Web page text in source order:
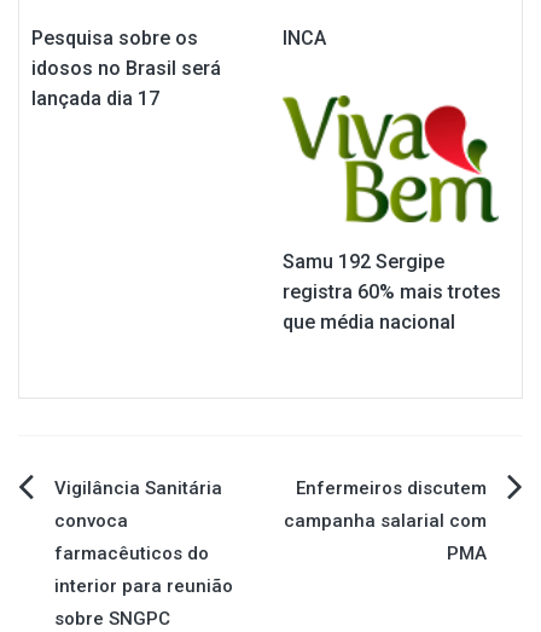
Pesquisa sobre os
idosos no Brasil será
lançada dia 17
INCA
Samu 192 Sergipe
registra 60% mais trotes
que média nacional
Navegação
de
Post
Vigilância Sanitária
convoca
farmacêuticos do
interior para reunião
sobre SNGPC
Enfermeiros discutem
campanha salarial com
PMA